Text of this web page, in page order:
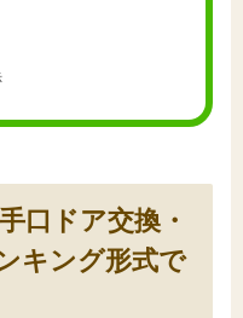
口ドア交換・
キング形式で